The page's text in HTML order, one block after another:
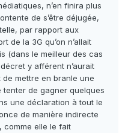
n’en finira plus
de s’être déjugée,
par rapport aux
de la 3G qu’on n’allait
(dans le meilleur des cas
y afférent n’aurait
de mettre en branle une
de gagner quelques
une déclaration à tout le
de manière indirecte
comme elle le fait